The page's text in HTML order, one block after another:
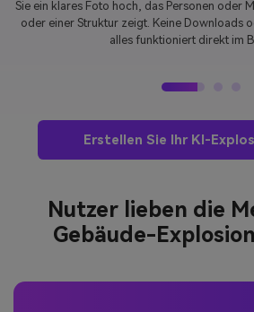
Explosion oder probieren Sie unseren KI-
von riesigen Feuerbällen bis zu
Erstellen Sie Ihr KI-
Gebäude-